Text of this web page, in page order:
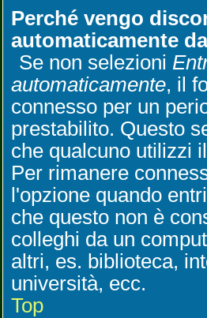
Perché vengo
automaticamente
Se non selezioni
automaticamente, il
connesso per un
prestabilito. Questo
che qualcuno utilizzi
Per rimanere
l'opzione quando
che questo non è
colleghi da un
altri, es. biblioteca,
università, ecc.
Top